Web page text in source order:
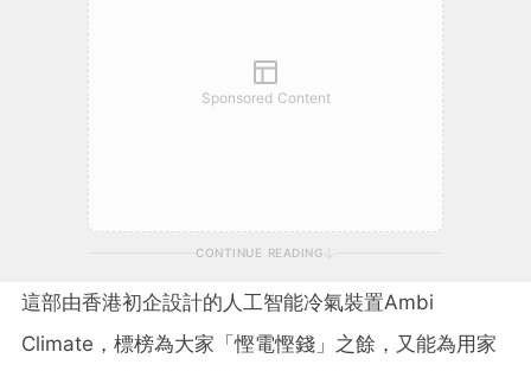
Sponsored Content
CONTINUE READING
這部由香港初企設計的人工智能冷氣裝置Ambi
Climate，標榜為大家「慳電慳錢」之餘，又能為用家